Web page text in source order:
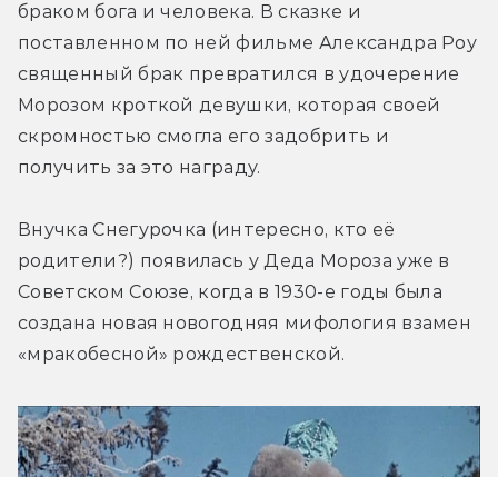
браком бога и человека. В сказке и
поставленном по ней фильме Александра Роу
священный брак превратился в удочерение
Морозом кроткой девушки, которая своей
скромностью смогла его задобрить и
получить за это награду.
Внучка Снегурочка (интересно, кто её
родители?) появилась у Деда Мороза уже в
Советском Союзе, когда в 1930-е годы была
создана новая новогодняя мифология взамен
«мракобесной» рождественской.